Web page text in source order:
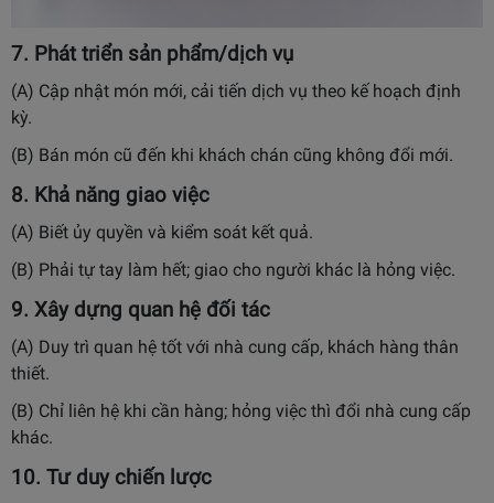
7. Phát triển sản phẩm/dịch vụ
(A) Cập nhật món mới, cải tiến dịch vụ theo kế hoạch định
kỳ.
(B) Bán món cũ đến khi khách chán cũng không đổi mới.
8. Khả năng giao việc
(A) Biết ủy quyền và kiểm soát kết quả.
(B) Phải tự tay làm hết; giao cho người khác là hỏng việc.
9. Xây dựng quan hệ đối tác
(A) Duy trì quan hệ tốt với nhà cung cấp, khách hàng thân
thiết.
(B) Chỉ liên hệ khi cần hàng; hỏng việc thì đổi nhà cung cấp
khác.
10. Tư duy chiến lược